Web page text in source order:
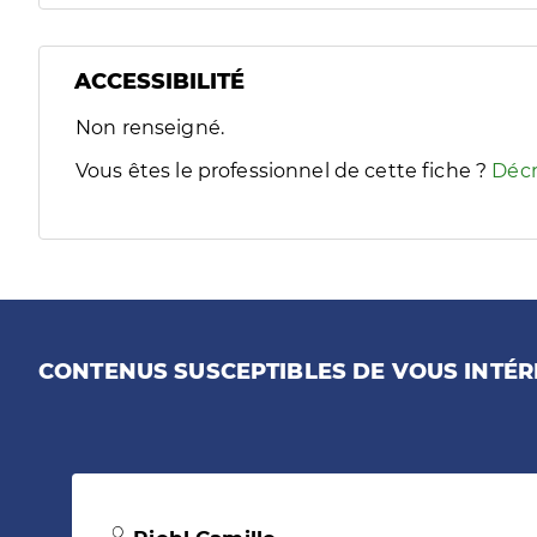
ACCESSIBILITÉ
Filtres
Sélectionnez un ou plusieurs handicaps/besoins
Non renseigné.
Vous êtes le professionnel de cette fiche ?
CONTENUS SUSCEPTIBLES DE VOUS